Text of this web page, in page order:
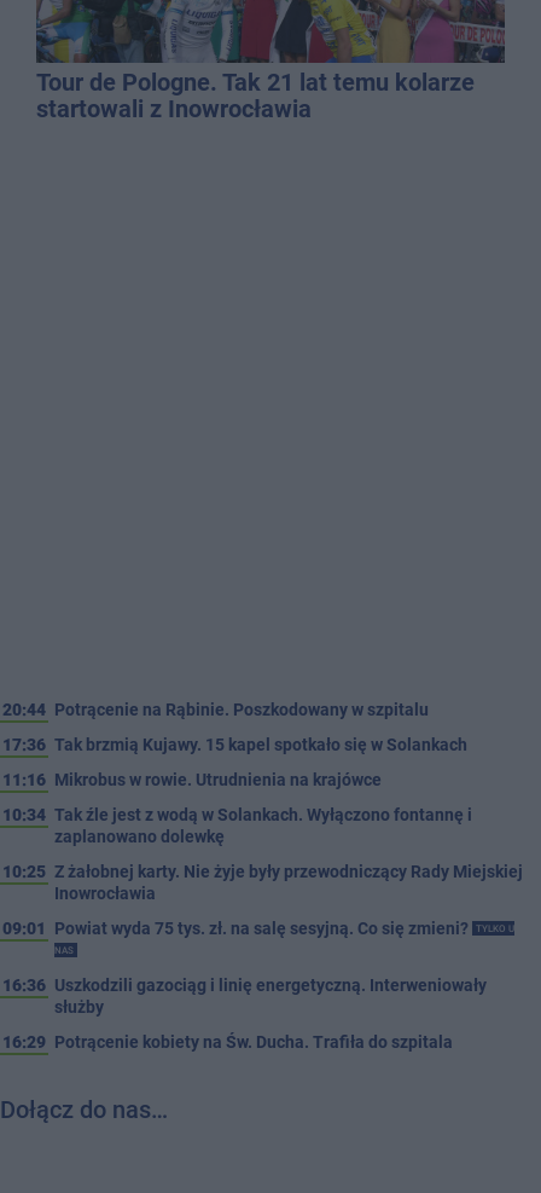
Tour de Pologne. Tak 21 lat temu kolarze
startowali z Inowrocławia
20:44 Potrącenie na Rąbinie. Poszkodowany w szpitalu
17:36 Tak brzmią Kujawy. 15 kapel spotkało się w Solankach
11:16 Mikrobus w rowie. Utrudnienia na krajówce
10:34 Tak źle jest z wodą w Solankach. Wyłączono fontannę i
zaplanowano dolewkę
10:25 Z żałobnej karty. Nie żyje były przewodniczący Rady Miejskiej
Inowrocławia
09:01
Powiat wyda 75 tys. zł. na salę sesyjną. Co się zmieni?
TYLKO U
NAS
16:36 Uszkodzili gazociąg i linię energetyczną. Interweniowały
służby
16:29 Potrącenie kobiety na Św. Ducha. Trafiła do szpitala
Dołącz do nas…